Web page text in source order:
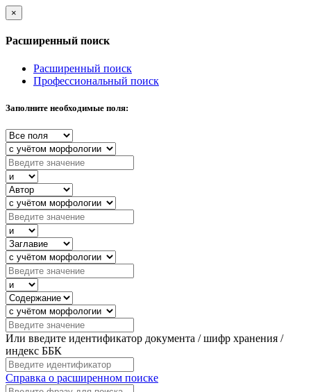
×
Расширенный поиск
Расширенный поиск
Профессиональный поиск
Заполните необходимые поля:
Или введите идентификатор документа / шифр хранения /
индекс ББК
Справка о расширенном поиске